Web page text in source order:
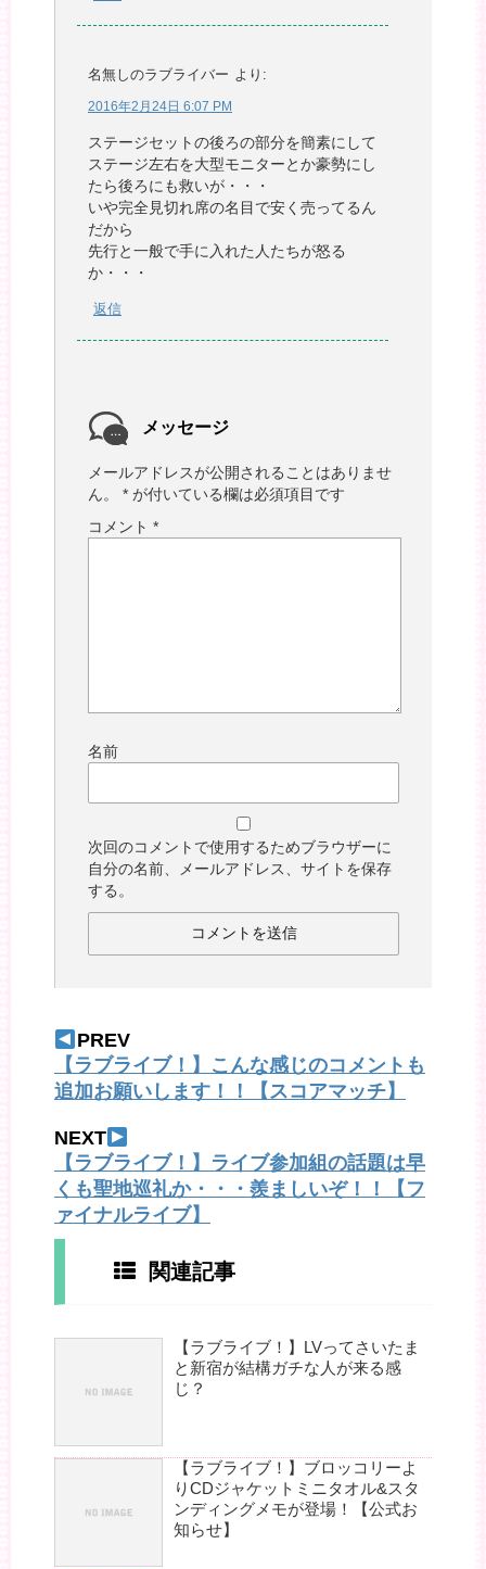
名無しのラブライバー より:
2016年2月24日 6:07 PM
ステージセットの後ろの部分を簡素にして
ステージ左右を大型モニターとか豪勢にし
たら後ろにも救いが・・・
いや完全見切れ席の名目で安く売ってるん
だから
先行と一般で手に入れた人たちが怒る
か・・・
返信
メッセージ
メールアドレスが公開されることはありませ
ん。
* が付いている欄は必須項目です
コメント *
名前
次回のコメントで使用するためブラウザーに
自分の名前、メールアドレス、サイトを保存
する。
PREV
【ラブライブ！】こんな感じのコメントも
追加お願いします！！【スコアマッチ】
NEXT
【ラブライブ！】ライブ参加組の話題は早
くも聖地巡礼か・・・羨ましいぞ！！【フ
ァイナルライブ】
関連記事
【ラブライブ！】LVってさいたま
と新宿が結構ガチな人が来る感
じ？
【ラブライブ！】ブロッコリーよ
りCDジャケットミニタオル&スタ
ンディングメモが登場！【公式お
知らせ】